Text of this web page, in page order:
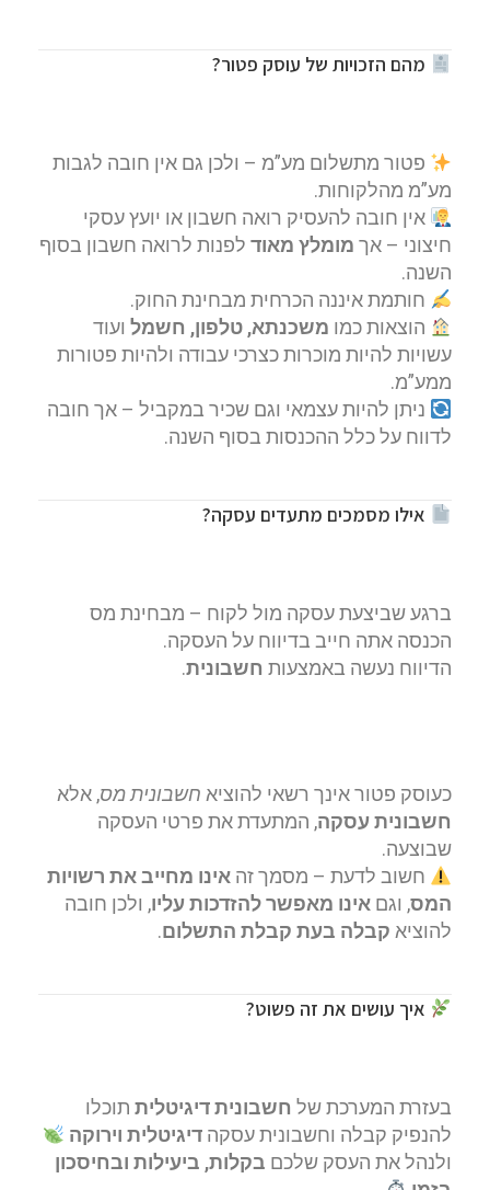
מהם הזכויות של עוסק פטור?
פטור מתשלום מע”מ – ולכן גם אין חובה לגבות
מע”מ מהלקוחות.
אין חובה להעסיק רואה חשבון או יועץ עסקי
חיצוני – אך מומלץ מאוד לפנות לרואה חשבון בסוף
השנה.
חותמת איננה הכרחית מבחינת החוק.
הוצאות כמו משכנתא, טלפון, חשמל ועוד
עשויות להיות מוכרות כצרכי עבודה ולהיות פטורות
ממע”מ.
ניתן להיות עצמאי וגם שכיר במקביל – אך חובה
לדווח על כלל ההכנסות בסוף השנה.
אילו מסמכים מתעדים עסקה?
ברגע שביצעת עסקה מול לקוח – מבחינת מס
הכנסה אתה חייב בדיווח על העסקה.
הדיווח נעשה באמצעות חשבונית.
כעוסק פטור אינך רשאי להוציא חשבונית מס, אלא
חשבונית עסקה, המתעדת את פרטי העסקה
שבוצעה.
חשוב לדעת – מסמך זהאינו מחייב את רשויות
המס, וגם אינו מאפשר להזדכות עליו, ולכן חובה
להוציא קבלה בעת קבלת התשלום.
איך עושים את זה פשוט?
בעזרת המערכת של חשבונית דיגיטלית תוכלו
להנפיק קבלה וחשבונית עסקה דיגיטלית וירוקה
ולנהל את העסק שלכם בקלות, ביעילות ובחיסכון